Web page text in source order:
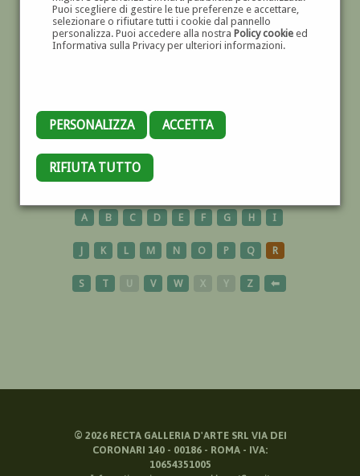
Puoi scegliere di gestire le tue preferenze e accettare,
selezionare o rifiutare tutti i cookie dal pannello
personalizza. Puoi accedere alla nostra Policy cookieed
Informativa sulla Privacy per ulteriori informazioni.
PERSONALIZZA ACCETTA
RIFIUTA TUTTO
SUPREMATISMO
A B C D E F G H I
J K L M N O P Q R
S T U V W X Y Z ⬅
© 2026RECTA GALLERIA D'ARTE SRL VIA DEI
CORONARI 140 - 00186 - ROMA - IVA:
10654351005